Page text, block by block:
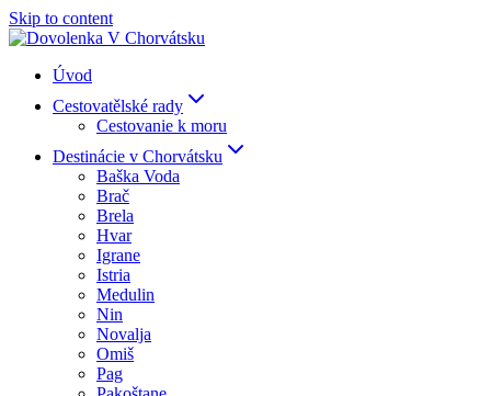
Skip to content
Úvod
Cestovatělské rady
Cestovanie k moru
Destinácie v Chorvátsku
Baška Voda
Brač
Brela
Hvar
Igrane
Istria
Medulin
Nin
Novalja
Omiš
Pag